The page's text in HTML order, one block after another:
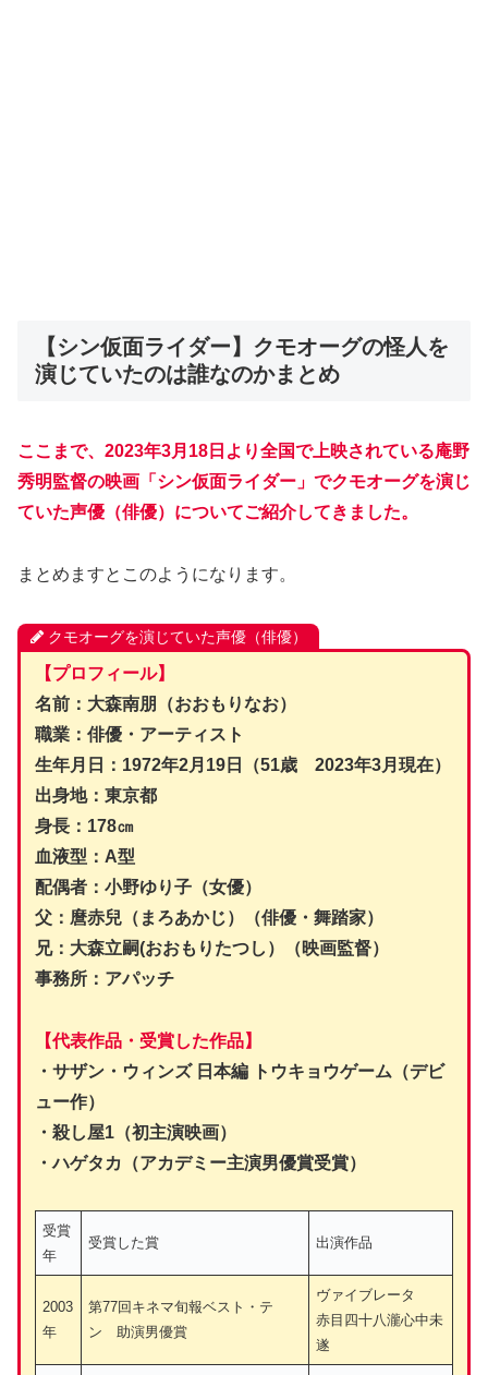
【シン仮面ライダー】クモオーグの怪人を
演じていたのは誰なのかまとめ
ここまで、2023年3月18日より全国で上映されている庵野
秀明監督の映画「シン仮面ライダー」でクモオーグを演じ
ていた声優（俳優）についてご紹介してきました。
まとめますとこのようになります。
クモオーグを演じていた声優（俳優）
【プロフィール】
名前：大森南朋（おおもりなお）
職業：俳優・アーティスト
生年月日：1972年2月19日（51歳 2023年3月現在）
出身地：東京都
身長：178㎝
血液型：A型
配偶者：小野ゆり子（女優）
父：麿赤兒（まろあかじ）（俳優・舞踏家）
兄：大森立嗣(おおもりたつし）（映画監督）
事務所：アパッチ
【代表作品・受賞した作品】
・サザン・ウィンズ 日本編 トウキョウゲーム（デビ
ュー作）
・殺し屋1（初主演映画）
・ハゲタカ（アカデミー主演男優賞受賞）
受賞
年
受賞した賞 出演作品
2003
年
第77回キネマ旬報ベスト・テ
ン 助演男優賞
ヴァイブレータ
赤目四十八瀧心中未
遂